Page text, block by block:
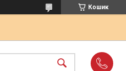
Кошик